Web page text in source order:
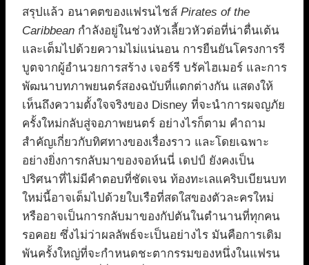
สรุปแล้ว อนาคตของแฟรนไชส์ Pirates of the
Caribbean กำลังอยู่ในช่วงหัวเลี้ยวหัวต่อที่น่าตื่นเต้น
และเต็มไปด้วยความไม่แน่นอน การยืนยันโครงการรี
บูตจากผู้อำนวยการสร้าง เจอร์รี บรัคไฮเมอร์ และการ
พัฒนาบทภาพยนตร์สองฉบับที่แตกต่างกัน แสดงให้
เห็นถึงความตั้งใจจริงของ Disney ที่จะนำการผจญภัย
ครั้งใหม่กลับสู่จอภาพยนตร์ อย่างไรก็ตาม คำถาม
สำคัญเกี่ยวกับทิศทางของเรื่องราว และโดยเฉพาะ
อย่างยิ่งการกลับมาของจอห์นนี่ เดปป์ ยังคงเป็น
ปริศนาที่ไม่มีคำตอบที่ชัดเจน ท้องทะเลแคริบเบียนบท
ใหม่นี้อาจเต็มไปด้วยใบเรือที่สดใสของตัวละครใหม่
หรืออาจเป็นการกลับมาของกัปตันในตำนานที่ทุกคน
รอคอย ซึ่งไม่ว่าผลลัพธ์จะเป็นอย่างไร มันคือการเดิม
พันครั้งใหญ่ที่จะกำหนดชะตากรรมของหนึ่งในแฟรน